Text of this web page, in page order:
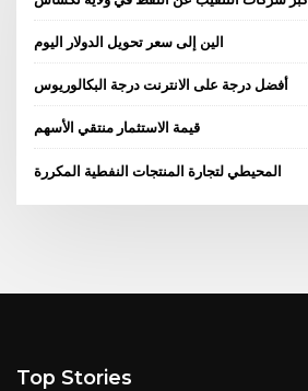
الين إلى سعر تحويل الدولار اليوم
أفضل درجة على الانترنت درجة البكالوريوس
قيمة الاستثمار منتقي الأسهم
المحيطي لتجارة المنتجات النفطية المكررة
Top Stories